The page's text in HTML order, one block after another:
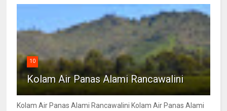
10
Kolam Air Panas Alami Rancawalini
Kolam Air Panas Alami Rancawalini Kolam Air Panas Alami